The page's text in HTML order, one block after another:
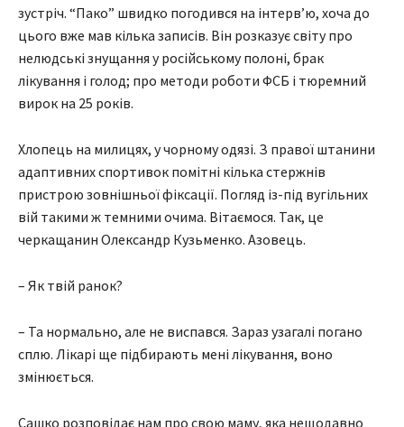
зустріч. “Пако” швидко погодився на інтерв’ю, хоча до
цього вже мав кілька записів. Він розказує світу про
нелюдські знущання у російському полоні, брак
лікування і голод; про методи роботи ФСБ і тюремний
вирок на 25 років.
Хлопець на милицях, у чорному одязі. З правої штанини
адаптивних спортивок помітні кілька стержнів
пристрою зовнішньої фіксації. Погляд із-під вугільних
вій такими ж темними очима. Вітаємося. Так, це
черкащанин Олександр Кузьменко. Азовець.
– Як твій ранок?
– Та нормально, але не виспався. Зараз узагалі погано
сплю. Лікарі ще підбирають мені лікування, воно
змінюється.
Сашко розповідає нам про свою маму, яка нещодавно